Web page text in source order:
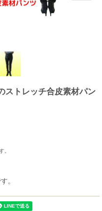
ストレッチ合皮素材パン
。
。